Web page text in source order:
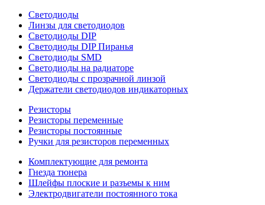
Светодиоды
Линзы для светодиодов
Светодиоды DIP
Светодиоды DIP Пиранья
Светодиоды SMD
Светодиоды на радиаторе
Светодиоды с прозрачной линзой
Держатели светодиодов индикаторных
Резисторы
Резисторы переменные
Резисторы постоянные
Ручки для резисторов переменных
Комплектующие для ремонта
Гнезда тюнера
Шлейфы плоские и разъемы к ним
Электродвигатели постоянного тока